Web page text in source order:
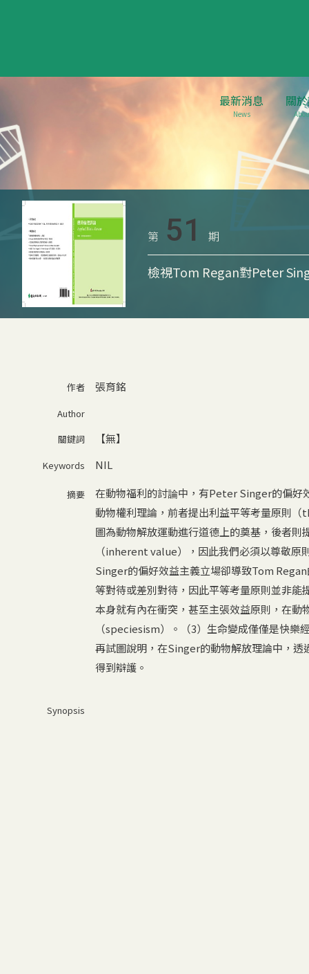
最新消息
News
關
第 51 期
檢視Tom Regan對Peter
作者 張育銘
Author
關鍵詞
【無】
Keywords NIL
摘要
在動物福利的討論中，有Peter Singer的偏
動物權利理論，前者提出利益平等考量原則
圖為動物解放運動進行道德上的奠基，後者
（inherent value），因此我們必須以尊敬
Singer的偏好效益主義立場卻導致Tom
等對待或差別對待，因此平等考量原則並非
本身就有內在衝突，甚至主張效益原則，在
（speciesism）。（3）生命變成僅僅是快
再試圖說明，在Singer的動物解放理論中，
得到辯護。
Synopsis